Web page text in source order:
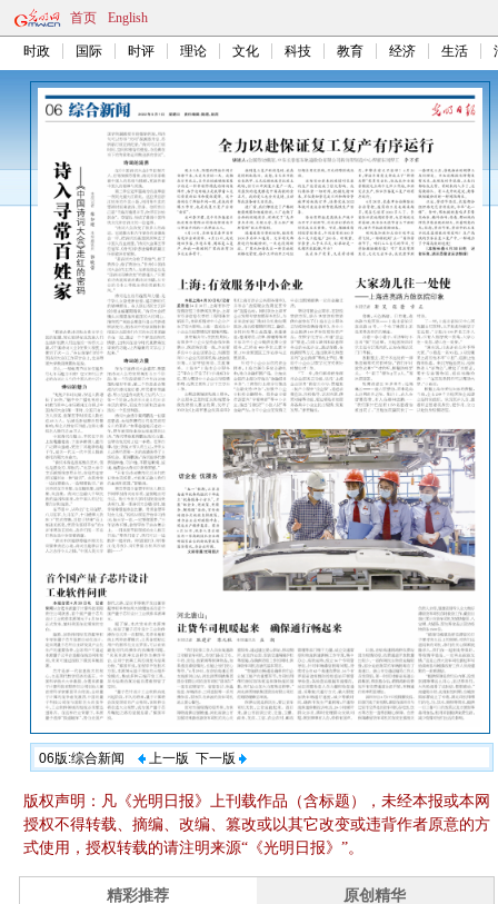
首页 English
时政 国际 时评 理论 文化 科技 教育 经济 生活
06版:综合新闻 上一版 下一版
版权声明：凡《光明日报》上刊载作品（含标题），未经本报或本网
授权不得转载、摘编、改编、篡改或以其它改变或违背作者原意的方
式使用，授权转载的请注明来源“《光明日报》”。